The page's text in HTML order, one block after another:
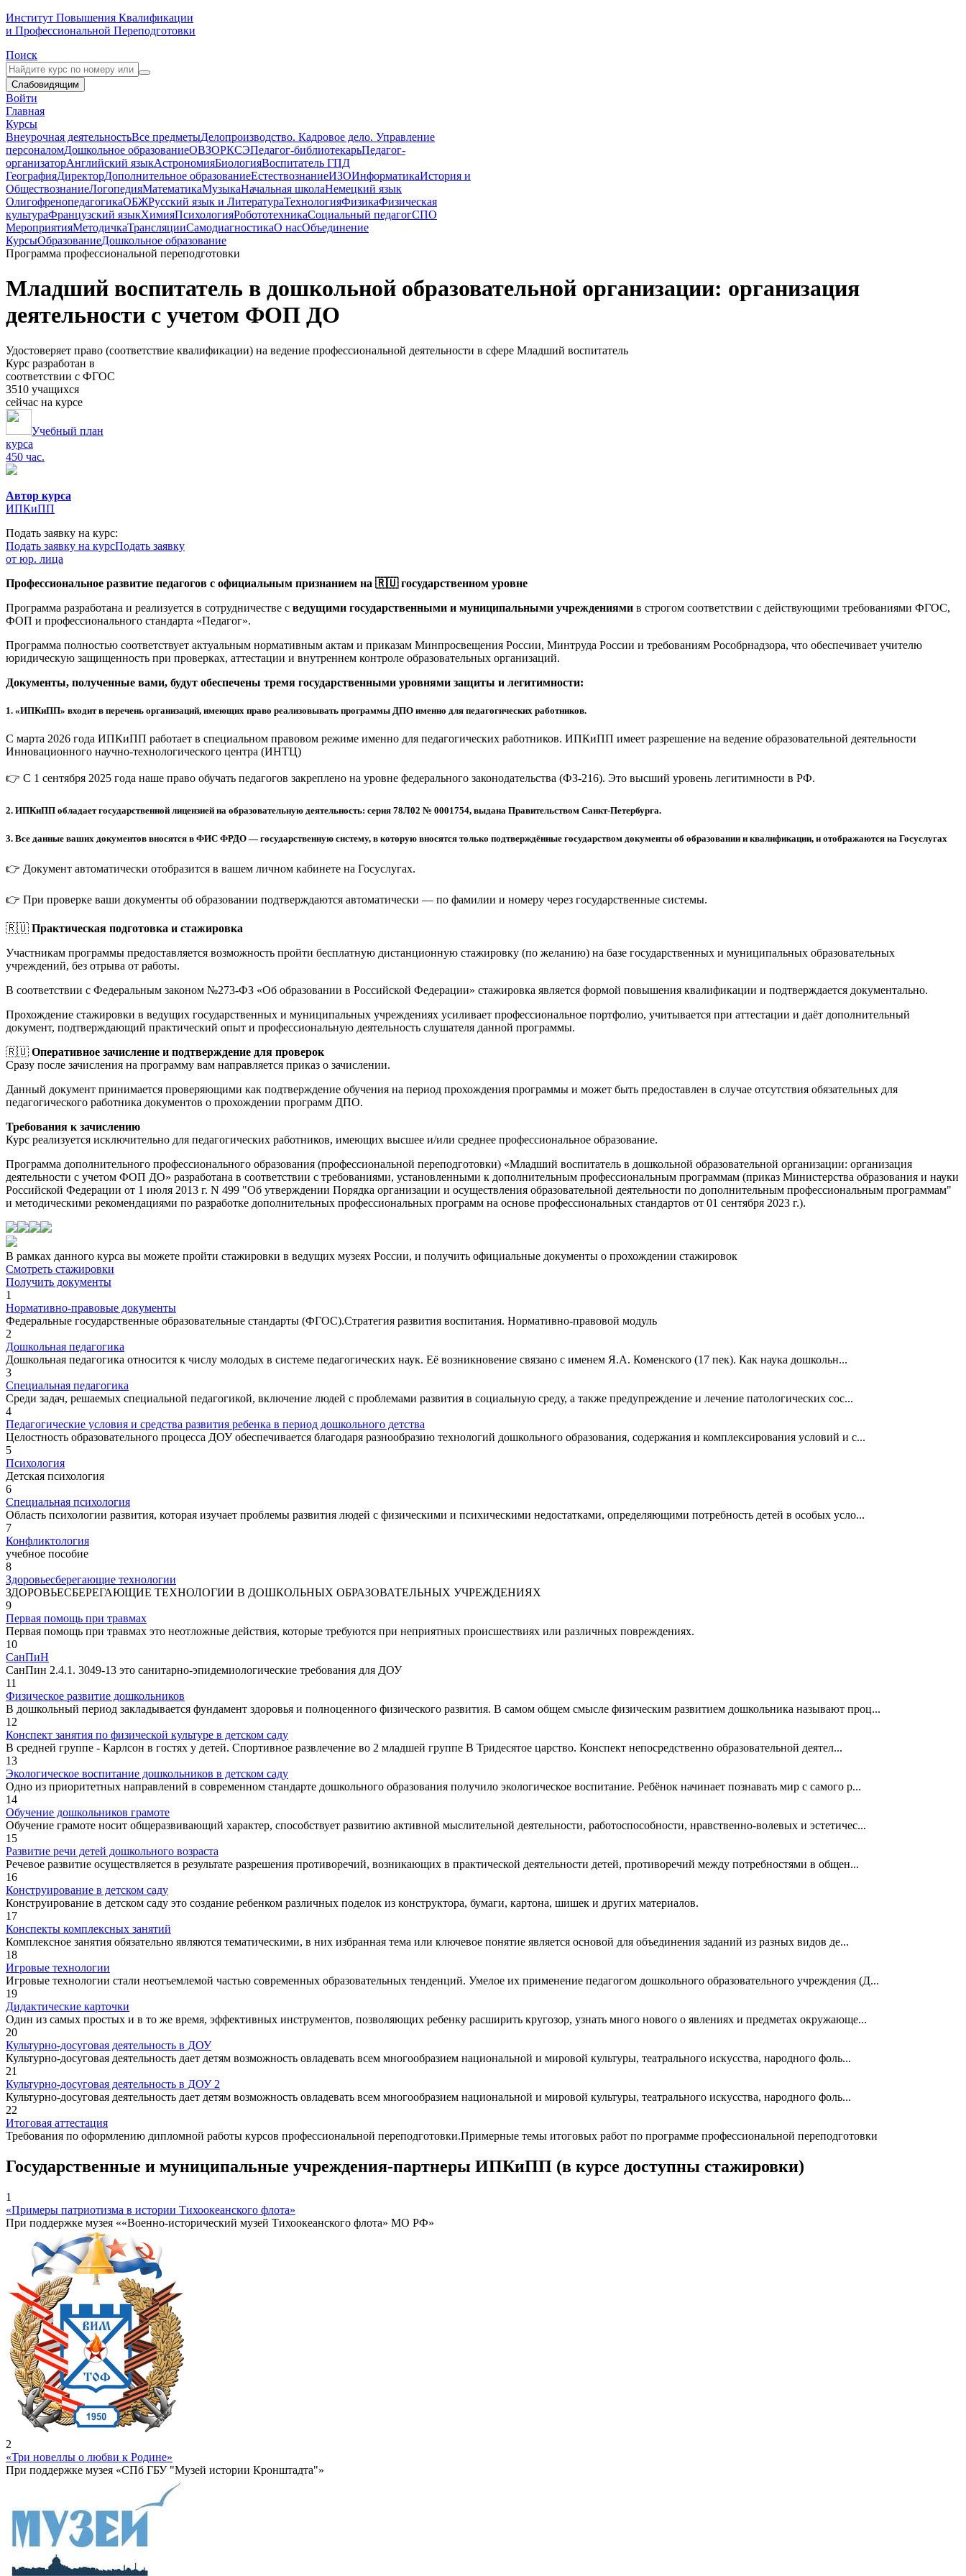
Институт Повышения Квалификации
и Профессиональной Переподготовки
Поиск
Слабовидящим
Войти
Главная
Курсы
Внеурочная деятельностьВсе предметыДелопроизводство. Кадровое дело. Управление
персоналомДошкольное образованиеОВЗОРКСЭПедагог-библиотекарьПедагог-
организаторАнглийский языкАстрономияБиологияВоспитатель ГПД
ГеографияДиректорДополнительное образованиеЕстествознаниеИЗОИнформатикаИстория и
ОбществознаниеЛогопедияМатематикаМузыкаНачальная школаНемецкий язык
ОлигофренопедагогикаОБЖРусский язык и ЛитератураТехнологияФизикаФизическая
культураФранцузский языкХимияПсихологияРобототехникаСоциальный педагогСПО
МероприятияМетодичкаТрансляцииСамодиагностикаО насОбъединение
КурсыОбразованиеДошкольное образование
Программа профессиональной переподготовки
Младший воспитатель в дошкольной образовательной организации: организация
деятельности с учетом ФОП ДО
Удостоверяет право (соответствие квалификации) на ведение профессиональной деятельности в сфере Младший воспитатель
Курс разработан в
соответствии с ФГОС
3510 учащихся
сейчас на курсе
Учебный план
курса
450 час.
Автор курса
ИПКиПП
Подать заявку на курс:
Подать заявку на курсПодать заявку
от юр. лица
Профессиональное развитие педагогов с официальным признанием на 🇷🇺 государственном уровне
Программа разработана и реализуется в сотрудничестве с ведущими государственными и муниципальными учреждениями в строгом соответствии с действующими требованиями ФГОС,
ФОП и профессионального стандарта «Педагог».
Программа полностью соответствует актуальным нормативным актам и приказам Минпросвещения России, Минтруда России и требованиям Рособрнадзора, что обеспечивает учителю
юридическую защищенность при проверках, аттестации и внутреннем контроле образовательных организаций.
Документы, полученные вами, будут обеспечены тремя государственными уровнями защиты и легитимности:
1. «ИПКиПП» входит в перечень организаций, имеющих право реализовывать программы ДПО именно для педагогических работников.
С марта 2026 года ИПКиПП работает в специальном правовом режиме именно для педагогических работников. ИПКиПП имеет разрешение на ведение образовательной деятельности
Инновационного научно-технологического центра (ИНТЦ)
👉 С 1 сентября 2025 года наше право обучать педагогов закреплено на уровне федерального законодательства (ФЗ-216). Это высший уровень легитимности в РФ.
2. ИПКиПП обладает государственной лицензией на образовательную деятельность: серия 78Л02 № 0001754, выдана Правительством Санкт-Петербурга.
3. Все данные ваших документов вносятся в ФИС ФРДО — государственную систему, в которую вносятся только подтверждённые государством документы об образовании и квалификации, и отображаются на Госуслугах
👉 Документ автоматически отобразится в вашем личном кабинете на Госуслугах.
👉 При проверке ваши документы об образовании подтверждаются автоматически — по фамилии и номеру через государственные системы.
🇷🇺 Практическая подготовка и стажировка
Участникам программы предоставляется возможность пройти бесплатную дистанционную стажировку (по желанию) на базе государственных и муниципальных образовательных
учреждений, без отрыва от работы.
В соответствии с Федеральным законом №273-ФЗ «Об образовании в Российской Федерации» стажировка является формой повышения квалификации и подтверждается документально.
Прохождение стажировки в ведущих государственных и муниципальных учреждениях усиливает профессиональное портфолио, учитывается при аттестации и даёт дополнительный
документ, подтверждающий практический опыт и профессиональную деятельность слушателя данной программы.
🇷🇺 Оперативное зачисление и подтверждение для проверок
Сразу после зачисления на программу вам направляется приказ о зачислении.
Данный документ принимается проверяющими как подтверждение обучения на период прохождения программы и может быть предоставлен в случае отсутствия обязательных для
педагогического работника документов о прохождении программ ДПО.
Требования к зачислению
Курс реализуется исключительно для педагогических работников, имеющих высшее и/или среднее профессиональное образование.
Программа дополнительного профессионального образования (профессиональной переподготовки) «Младший воспитатель в дошкольной образовательной организации: организация
деятельности с учетом ФОП ДО» разработана в соответствии с требованиями, установленными к дополнительным профессиональным программам (приказ Министерства образования и науки
Российской Федерации от 1 июля 2013 г. N 499 "Об утверждении Порядка организации и осуществления образовательной деятельности по дополнительным профессиональным программам"
и методическими рекомендациями по разработке дополнительных профессиональных программ на основе профессиональных стандартов от 01 сентября 2023 г.).
В рамках данного курса вы можете пройти стажировки в ведущих музеях России, и получить официальные документы о прохождении стажировок
Смотреть стажировки
Получить документы
1
Нормативно-правовые документы
Федеральные государственные образовательные стандарты (ФГОС).Стратегия развития воспитания. Нормативно-правовой модуль
2
Дошкольная педагогика
Дошкольная педагогика относится к числу молодых в системе педагогических наук. Её возникновение связано с именем Я.А. Коменского (17 пек). Как наука дошкольн...
3
Специальная педагогика
Среди задач, решаемых специальной педагогикой, включение людей с проблемами развития в социальную среду, а также предупреждение и лечение патологических сос...
4
Педагогические условия и средства развития ребенка в период дошкольного детства
Целостность образовательного процесса ДОУ обеспечивается благодаря разнообразию технологий дошкольного образования, содержания и комплексирования условий и с...
5
Психология
Детская психология
6
Специальная психология
Область психологии развития, которая изучает проблемы развития людей с физическими и психическими недостатками, определяющими потребность детей в особых усло...
7
Конфликтология
учебное пособие
8
Здоровьесберегающие технологии
ЗДОРОВЬЕСБЕРЕГАЮЩИЕ ТЕХНОЛОГИИ В ДОШКОЛЬНЫХ ОБРАЗОВАТЕЛЬНЫХ УЧРЕЖДЕНИЯХ
9
Первая помощь при травмах
Первая помощь при травмах это неотложные действия, которые требуются при неприятных происшествиях или различных повреждениях.
10
СанПиН
СанПин 2.4.1. 3049-13 это санитарно-эпидемиологические требования для ДОУ
11
Физическое развитие дошкольников
В дошкольный период закладывается фундамент здоровья и полноценного физического развития. В самом общем смысле физическим развитием дошкольника называют проц...
12
Конспект занятия по физической культуре в детском саду
В средней группе - Карлсон в гостях у детей. Спортивное развлечение во 2 младшей группе В Тридесятое царство. Конспект непосредственно образовательной деятел...
13
Экологическое воспитание дошкольников в детском саду
Одно из приоритетных направлений в современном стандарте дошкольного образования получило экологическое воспитание. Ребёнок начинает познавать мир с самого р...
14
Обучение дошкольников грамоте
Обучение грамоте носит общеразвивающий характер, способствует развитию активной мыслительной деятельности, работоспособности, нравственно-волевых и эстетичес...
15
Развитие речи детей дошкольного возраста
Речевое развитие осуществляется в результате разрешения противоречий, возникающих в практической деятельности детей, противоречий между потребностями в общен...
16
Конструирование в детском саду
Конструирование в детском саду это создание ребенком различных поделок из конструктора, бумаги, картона, шишек и других материалов.
17
Конспекты комплексных занятий
Комплексное занятия обязательно являются тематическими, в них избранная тема или ключевое понятие является основой для объединения заданий из разных видов де...
18
Игровые технологии
Игровые технологии стали неотъемлемой частью современных образовательных тенденций. Умелое их применение педагогом дошкольного образовательного учреждения (Д...
19
Дидактические карточки
Один из самых простых и в то же время, эффективных инструментов, позволяющих ребенку расширить кругозор, узнать много нового о явлениях и предметах окружающе...
20
Культурно-досуговая деятельность в ДОУ
Культурно-досуговая деятельность дает детям возможность овладевать всем многообразием национальной и мировой культуры, театрального искусства, народного фоль...
21
Культурно-досуговая деятельность в ДОУ 2
Культурно-досуговая деятельность дает детям возможность овладевать всем многообразием национальной и мировой культуры, театрального искусства, народного фоль...
22
Итоговая аттестация
Требования по оформлению дипломной работы курсов профессиональной переподготовки.Примерные темы итоговых работ по программе профессиональной переподготовки
Государственные и муниципальные учреждения-партнеры ИПКиПП (в курсе доступны стажировки)
1
«Примеры патриотизма в истории Тихоокеанского флота»
При поддержке музея ««Военно-исторический музей Тихоокеанского флота» МО РФ»
2
«Три новеллы о любви к Родине»
При поддержке музея «СПб ГБУ "Музей истории Кронштадта"»